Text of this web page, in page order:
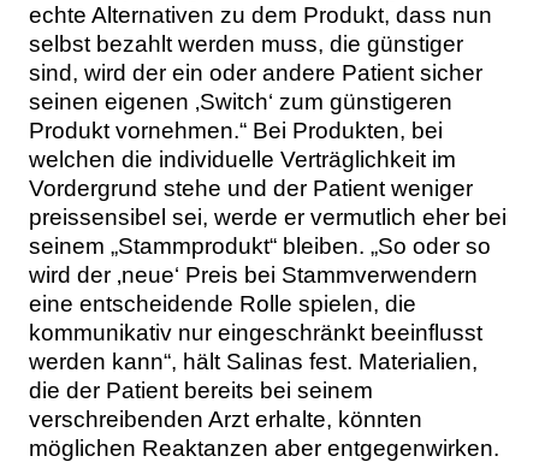
echte Alternativen zu dem Produkt, dass nun
selbst bezahlt werden muss, die günstiger
sind, wird der ein oder andere Patient sicher
seinen eigenen ‚Switch‘ zum günstigeren
Produkt vornehmen.“ Bei Produkten, bei
welchen die individuelle Verträglichkeit im
Vordergrund stehe und der Patient weniger
preissensibel sei, werde er vermutlich eher bei
seinem „Stammprodukt“ bleiben. „So oder so
wird der ‚neue‘ Preis bei Stammverwendern
eine entscheidende Rolle spielen, die
kommunikativ nur eingeschränkt beeinflusst
werden kann“, hält Salinas fest. Materialien,
die der Patient bereits bei seinem
verschreibenden Arzt erhalte, könnten
möglichen Reaktanzen aber entgegenwirken.